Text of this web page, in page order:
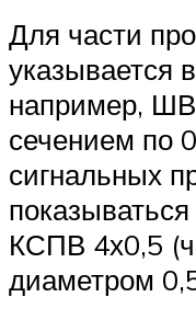
Для части
указывается
например,
сечением по
сигнальных
КСПВ 4х0,5
диаметром